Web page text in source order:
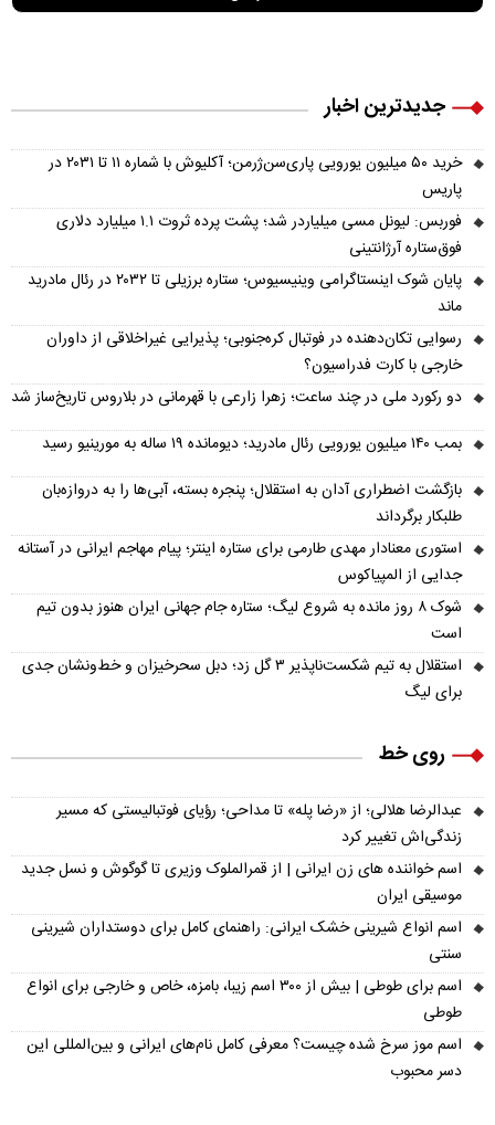
جدیدترین اخبار
خرید ۵۰ میلیون یورویی پاری‌سن‌ژرمن؛ آکلیوش با شماره ۱۱ تا ۲۰۳۱ در
پاریس
فوربس: لیونل مسی میلیاردر شد؛ پشت پرده ثروت ۱.۱ میلیارد دلاری
فوق‌ستاره آرژانتینی
پایان شوک اینستاگرامی وینیسیوس؛ ستاره برزیلی تا ۲۰۳۲ در رئال مادرید
ماند
رسوایی تکان‌دهنده در فوتبال کره‌جنوبی؛ پذیرایی غیراخلاقی از داوران
خارجی با کارت فدراسیون؟
دو رکورد ملی در چند ساعت؛ زهرا زارعی با قهرمانی در بلاروس تاریخ‌ساز شد
بمب ۱۴۰ میلیون یورویی رئال مادرید؛ دیومانده ۱۹ ساله به مورینیو رسید
بازگشت اضطراری آدان به استقلال؛ پنجره بسته، آبی‌ها را به دروازه‌بان
طلبکار برگرداند
استوری معنادار مهدی طارمی برای ستاره اینتر؛ پیام مهاجم ایرانی در آستانه
جدایی از المپیاکوس
شوک ۸ روز مانده به شروع لیگ؛ ستاره جام جهانی ایران هنوز بدون تیم
است
استقلال به تیم شکست‌ناپذیر ۳ گل زد؛ دبل سحرخیزان و خط‌ونشان جدی
برای لیگ
روی خط
عبدالرضا هلالی؛ از «رضا پله» تا مداحی؛ رؤیای فوتبالیستی که مسیر
زندگی‌اش تغییر کرد
اسم خواننده های زن ایرانی | از قمرالملوک وزیری تا گوگوش و نسل جدید
موسیقی ایران
اسم انواع شیرینی خشک ایرانی: راهنمای کامل برای دوستداران شیرینی
سنتی
اسم برای طوطی | بیش از ۳۰۰ اسم زیبا، بامزه، خاص و خارجی برای انواع
طوطی
اسم موز سرخ شده چیست؟ معرفی کامل نام‌های ایرانی و بین‌المللی این
دسر محبوب